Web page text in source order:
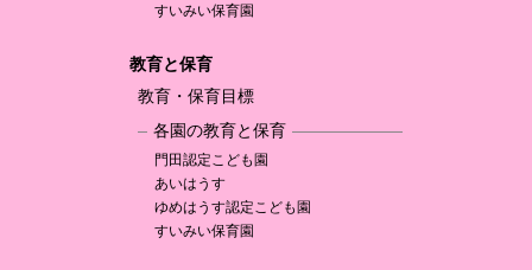
すいみい保育園
教育と保育
教育・保育目標
各園の教育と保育
門田認定こども園
あいはうす
ゆめはうす認定こども園
すいみい保育園